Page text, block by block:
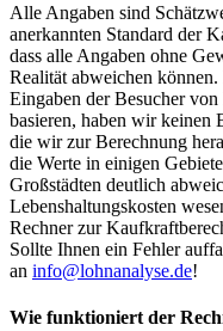
Alle Angaben sind
anerkannten Standard der
dass alle Angaben ohne
Realität abweichen
Eingaben der Besucher
basieren, haben wir keinen
die wir zur Berechnung
die Werte in einigen
Großstädten deutlich
Lebenshaltungskosten
Rechner zur
Sollte Ihnen ein Fehler
an info@lohnanalyse.de!
Wie funktioniert der